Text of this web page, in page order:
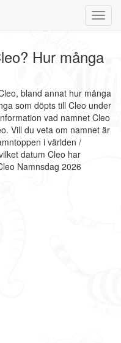
Hur många
bland annat hur många
som döpts till Cleo under
vad namnet Cleo
Vill du veta om namnet är
i världen /
datum Cleo har
Namnsdag 2026